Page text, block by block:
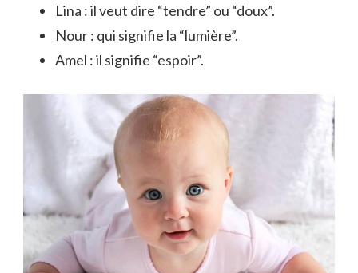
Lina : il veut dire “tendre” ou “doux”.
Nour : qui signifie la “lumière”.
Amel : il signifie “espoir”.